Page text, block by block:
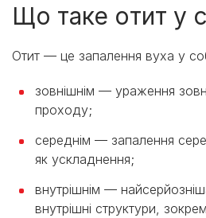
Що таке отит у
Отит — це запалення вуха у
зовнішнім — ураження
проходу;
середнім — запалення
як ускладнення;
внутрішнім —
внутрішні структури,